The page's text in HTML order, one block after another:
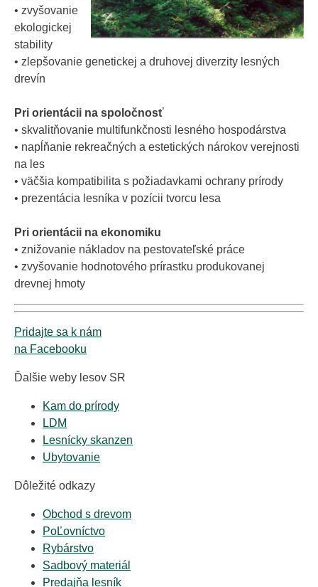
• zvyšovanie
ekologickej
stability
• zlepšovanie genetickej a druhovej diverzity lesných
drevín
Pri orientácii na spoločnosť
• skvalitňovanie multifunkčnosti lesného hospodárstva
• napĺňanie rekreačných a estetických nárokov verejnosti
na les
• väčšia kompatibilita s požiadavkami ochrany prírody
• prezentácia lesníka v pozícii tvorcu lesa
Pri orientácii na ekonomiku
• znižovanie nákladov na pestovateľské práce
• zvyšovanie hodnotového prírastku produkovanej
drevnej hmoty
Pridajte sa k nám
na Facebooku
Ďalšie weby lesov SR
Kam do prírody
LDM
Lesnícky skanzen
Ubytovanie
Dôležité odkazy
Obchod s drevom
PoĽovníctvo
Rybárstvo
Sadbový materiál
Predajňa lesník